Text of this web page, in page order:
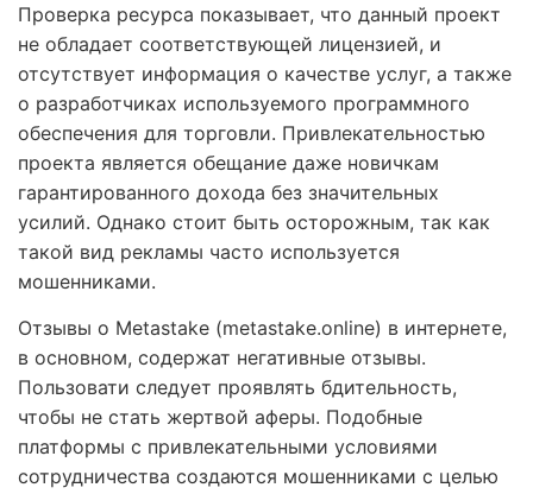
Проверка ресурса показывает, что данный проект
не обладает соответствующей лицензией, и
отсутствует информация о качестве услуг, а также
о разработчиках используемого программного
обеспечения для торговли. Привлекательностью
проекта является обещание даже новичкам
гарантированного дохода без значительных
усилий. Однако стоит быть осторожным, так как
такой вид рекламы часто используется
мошенниками.
Отзывы о Metastake (metastake.online) в интернете,
в основном, содержат негативные отзывы.
Пользовати следует проявлять бдительность,
чтобы не стать жертвой аферы. Подобные
платформы с привлекательными условиями
сотрудничества создаются мошенниками с целью